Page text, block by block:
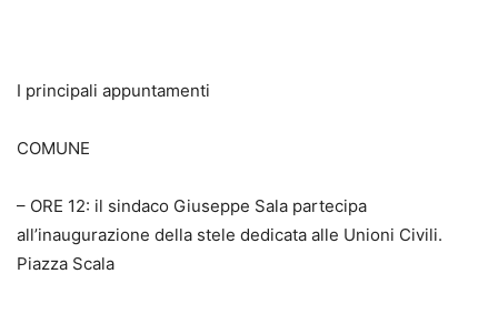
I principali appuntamenti
COMUNE
– ORE 12: il sindaco Giuseppe Sala partecipa
all’inaugurazione della stele dedicata alle Unioni Civili.
Piazza Scala